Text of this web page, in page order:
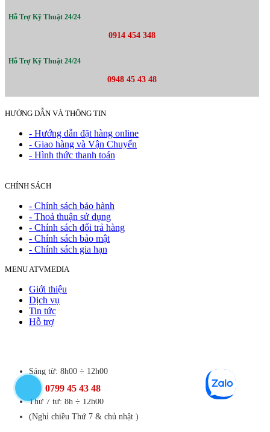
Hỗ Trợ Kỹ Thuật 24/24
0914 454 348
Hỗ Trợ Kỹ Thuật 24/24
0948 45 43 48
HƯỚNG DẪN VÀ THÔNG TIN
- Hướng dẫn đặt hàng online
- Giao hàng và Vận Chuyển
- Hình thức thanh toán
CHÍNH SÁCH
- Chính sách bảo hành
- Thoả thuận sử dụng
- Chính sách đổi trả hàng
- Chính sách bảo mật
- Chính sách gia hạn
MENU ATVMEDIA
Giới thiệu
Dịch vụ
Tin tức
Hỗ trợ
Sáng từ: 8h00 ÷ 12h00
Chiều từ: 13h30 ÷ 17h30
Thứ 7 từ: 8h ÷ 12h00
(Nghỉ chiều Thứ 7 & chủ nhật )
0799 45 43 48